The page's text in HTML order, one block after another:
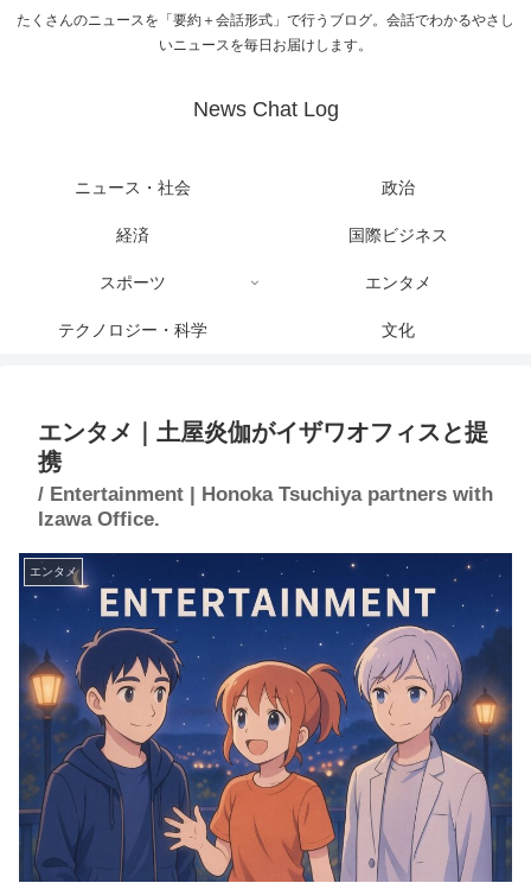
たくさんのニュースを「要約＋会話形式」で行うブログ。会話でわかるやさし
いニュースを毎日お届けします。
News Chat Log
ニュース・社会 政治
経済 国際ビジネス
スポーツ エンタメ
テクノロジー・科学 文化
エンタメ｜土屋炎伽がイザワオフィスと提
携
/ Entertainment | Honoka Tsuchiya partners with
Izawa Office.
エンタメ